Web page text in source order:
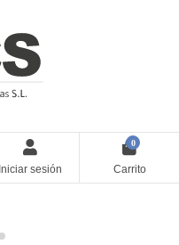
Iniciar sesión
0
Carrito